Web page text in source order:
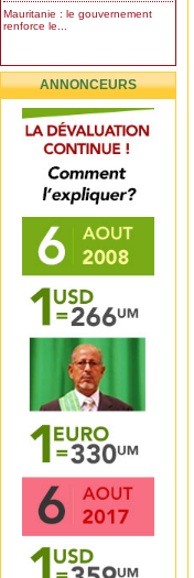
Mauritanie : le gouvernement
renforce le...
ANNONCEURS